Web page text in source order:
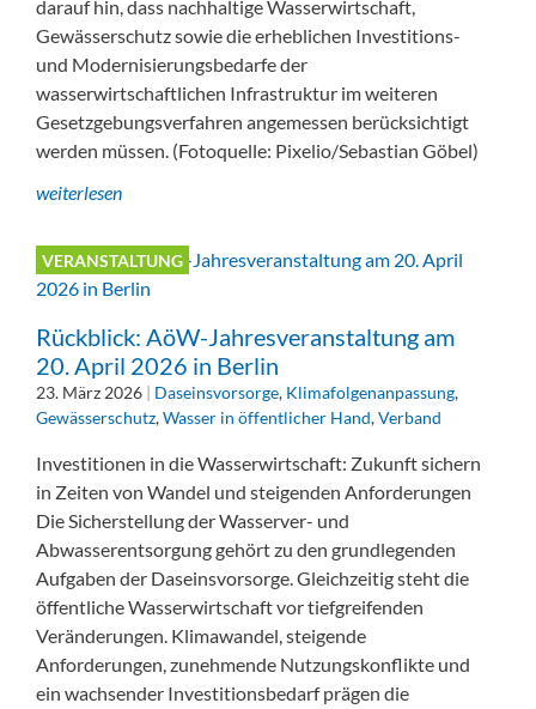
darauf hin, dass nachhaltige Wasserwirtschaft,
Gewässerschutz sowie die erheblichen Investitions-
und Modernisierungsbedarfe der
wasserwirtschaftlichen Infrastruktur im weiteren
Gesetzgebungsverfahren angemessen berücksichtigt
werden müssen. (Fotoquelle: Pixelio/Sebastian Göbel)
weiterlesen
VERANSTALTUNG
Rückblick: AöW-Jahresveranstaltung am
20. April 2026 in Berlin
23. März 2026 | Daseinsvorsorge, Klimafolgenanpassung,
Gewässerschutz,Wasser in öffentlicher Hand,Verband
Investitionen in die Wasserwirtschaft: Zukunft sichern
in Zeiten von Wandel und steigenden Anforderungen
Die Sicherstellung der Wasserver- und
Abwasserentsorgung gehört zu den grundlegenden
Aufgaben der Daseinsvorsorge. Gleichzeitig steht die
öffentliche Wasserwirtschaft vor tiefgreifenden
Veränderungen. Klimawandel, steigende
Anforderungen, zunehmende Nutzungskonflikte und
ein wachsender Investitionsbedarf prägen die